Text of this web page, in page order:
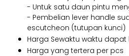
- Untuk satu daun pintu
- Pembelian lever handle
escutcheon (tutupan kunci)
Harga Sewaktu waktu
Harga yang tertera per pcs